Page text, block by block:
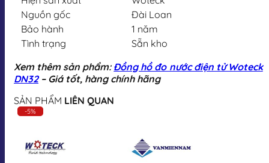
Nguồn gốc
Đài Loan
Bảo hành
1 năm
Tình trạng
Sẵn kho
Xem thêm sản phẩm: Đồng hồ đo nước điện tử Woteck
DN32– Giá tốt, hàng chính hãng
SẢN PHẨM LIÊN QUAN
-5%